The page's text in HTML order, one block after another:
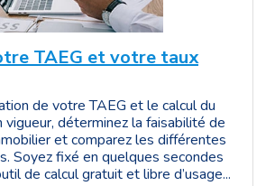
TAEG et votre taux
de votre TAEG et le calcul du
vigueur, déterminez la faisabilité de
et comparez les différentes
Soyez fixé en quelques secondes
de calcul gratuit et libre d’usage...